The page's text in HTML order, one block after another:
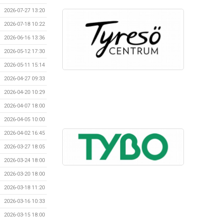
2026-07-27 13:20
2026-07-18 10:22
2026-06-16 13:36
2026-05-12 17:30
2026-05-11 15:14
2026-04-27 09:33
2026-04-20 10:29
2026-04-07 18:00
2026-04-05 10:00
2026-04-02 16:45
2026-03-27 18:05
2026-03-24 18:00
2026-03-20 18:00
2026-03-18 11:20
2026-03-16 10:33
2026-03-15 18:00